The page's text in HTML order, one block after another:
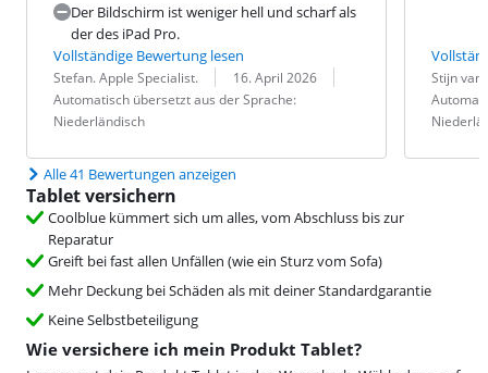
Der Bildschirm ist weniger hell und scharf als
der des iPad Pro.
Vollständige Bewertung lesen
Bewertung von:
Stefan. Apple Specialist.
Datum: 16. April 2026
Übersetzung:
Automatisch übersetzt aus der Sprache:
Niederländisch
Bewertung
Stijn van
Datum:
Alle 41 Bewertungen anzeigen
Tablet versichern
Coolblue kümmert sich um alles, vom Abschluss bis zur
Reparatur
Greift bei fast allen Unfällen (wie ein Sturz vom Sofa)
Mehr Deckung bei Schäden als mit deiner Standardgarantie
Keine Selbstbeteiligung
Wie versichere ich mein Produkt Tablet?